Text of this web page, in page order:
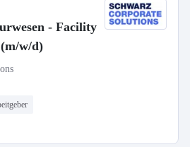
- Facility
w/d)